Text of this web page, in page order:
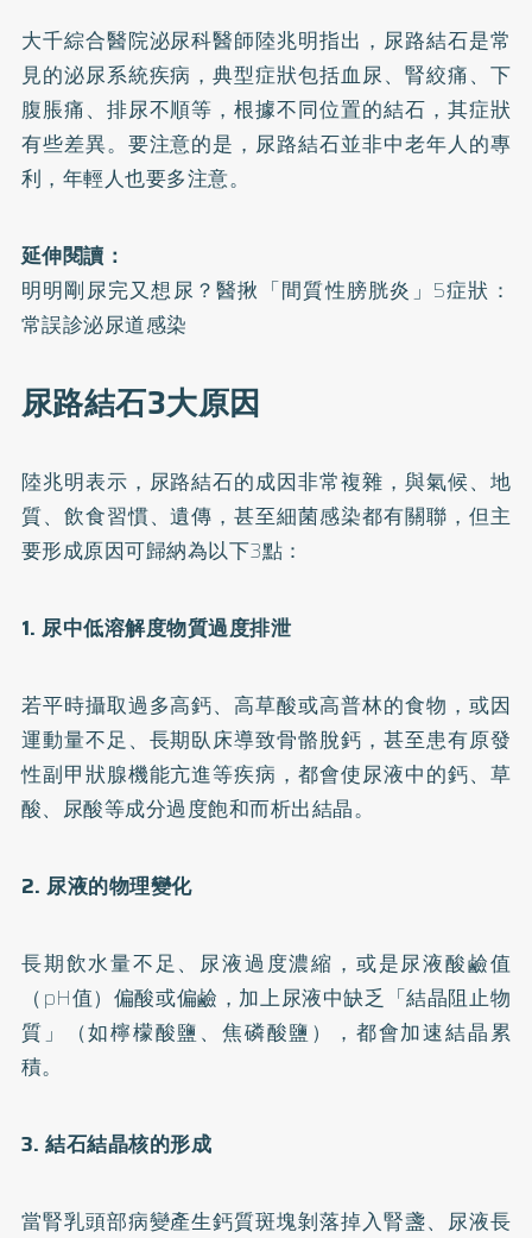
大千綜合醫院泌尿科醫師陸兆明指出， 尿路結石是常
見的泌尿系統疾病，典型症狀包括血尿、腎絞痛、下
腹脹痛、排尿不順等，根據不同位置的結石，其症狀
有些差異。要注意的是，尿路結石並非中老年人的專
利，年輕人也要多注意。
延伸閱讀：
明明剛尿完又想尿？醫揪「間質性膀胱炎」5症狀：
常誤診泌尿道感染
尿路結石3大原因
陸兆明表示，尿路結石的成因非常複雜，與氣候、地
質、飲食習慣、遺傳，甚至細菌感染都有關聯，但主
要形成原因可歸納為以下3點：
1. 尿中低溶解度物質過度排泄
若平時攝取過多高鈣、高草酸或高普林的食物，或因
運動量不足、長期臥床導致骨骼脫鈣，甚至患有原發
性副甲狀腺機能亢進等疾病，都會使尿液中的鈣、草
酸、尿酸等成分過度飽和而析出結晶。
2. 尿液的物理變化
長期飲水量不足、尿液過度濃縮，或是尿液酸鹼值
（pH值）偏酸或偏鹼，加上尿液中缺乏「結晶阻止物
質」（如檸檬酸鹽、焦磷酸鹽），都會加速結晶累
積。
3. 結石結晶核的形成
當腎乳頭部病變產生鈣質斑塊剝落掉入腎盞、尿液長